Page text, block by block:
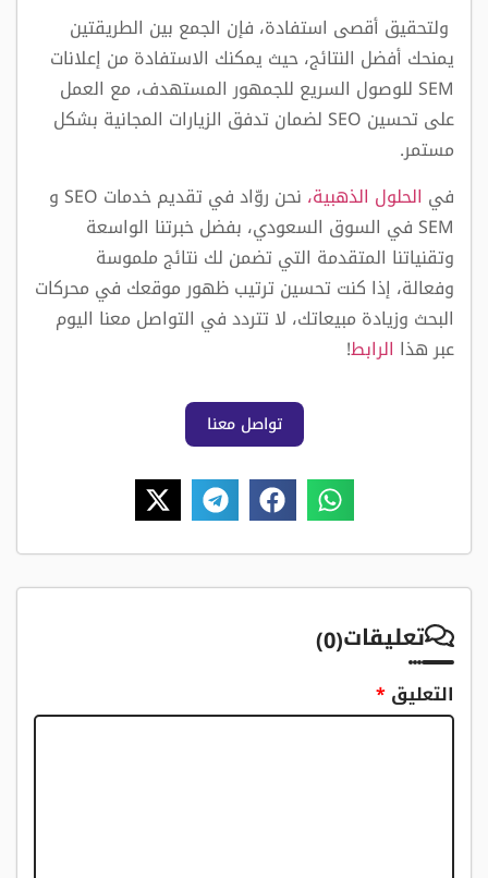
ولتحقيق أقصى استفادة، فإن الجمع بين الطريقتين
يمنحك أفضل النتائج، حيث يمكنك الاستفادة من إعلانات
SEM للوصول السريع للجمهور المستهدف، مع العمل
على تحسين SEO لضمان تدفق الزيارات المجانية بشكل
مستمر.
في الحلول الذهبية،
نحن روّاد في تقديم خدمات SEO و
SEM في السوق السعودي، بفضل خبرتنا الواسعة
وتقنياتنا المتقدمة التي تضمن لك نتائج ملموسة
وفعالة، إذا كنت تحسين ترتيب ظهور موقعك في محركات
البحث وزيادة مبيعاتك، لا تتردد في التواصل معنا اليوم
عبر هذا الرابط!
تواصل معنا
تعليقات(0)
التعليق*